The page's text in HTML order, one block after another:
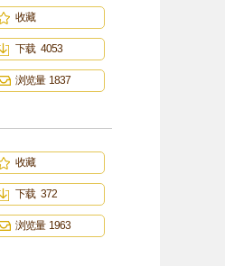
收藏
下载 4053
浏览量 1837
收藏
下载 372
浏览量 1963